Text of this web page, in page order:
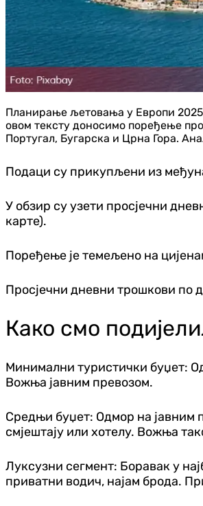
Планирање љетовања у Европи 2025.
овом тексту доносимо поређење
Португал, Бугарска и Црна Гора.
Подаци су прикупљени из
У обзир су узети просјечни
карте).
Поређење је темељено на
Просјечни дневни трошкови по
Како смо
Минимални туристички буџет:
Вожња јавним превозом.
Средњи буџет: Одмор на јавним
смјештају или хотелу. Вожња
Луксузни сегмент: Боравак у
приватни водич, најам брода.